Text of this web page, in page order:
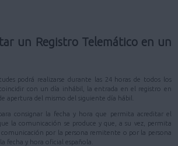
un Registro Telemático en un
podrá realizarse durante las 24 horas de todos los
con un día inhábil, la entrada en el registro en
apertura del mismo del siguiente día hábil.
consignar la fecha y hora que permita acreditar el
la comunicación se produce y que, a su vez, permita
por la persona remitente o por la persona
fecha y hora oficial española.